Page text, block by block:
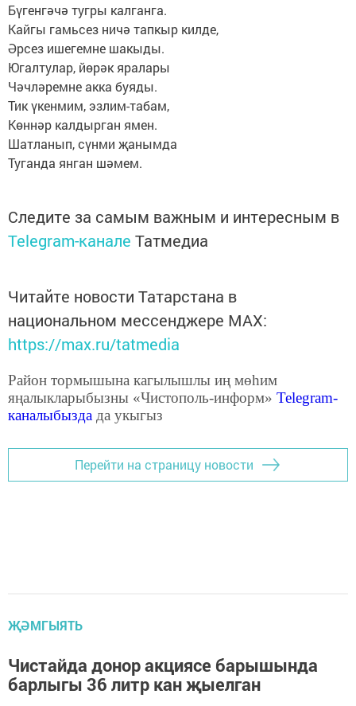
Бүгенгәчә тугры калганга.
Кайгы гамьсез ничә тапкыр килде,
Әрсез ишегемне шакыды.
Югалтулар, йөрәк яралары
Чәчләремне акка буяды.
Тик үкенмим, эзлим-табам,
Көннәр калдырган ямен.
Шатланып, сүнми җанымда
Туганда янган шәмем.
Следите за самым важным и интересным в
Telegram-канале Татмедиа
Читайте новости Татарстана в
национальном мессенджере MАХ:
https://max.ru/tatmedia
Район тормышына кагылышлы иң мөһим
яңалыкларыбызны «Чистополь-информ» Telegram-
каналыбызда да укыгыз
Перейти на страницу новости
ҖӘМГЫЯТЬ
Чистайда донор акциясе барышында
барлыгы 36 литр кан җыелган